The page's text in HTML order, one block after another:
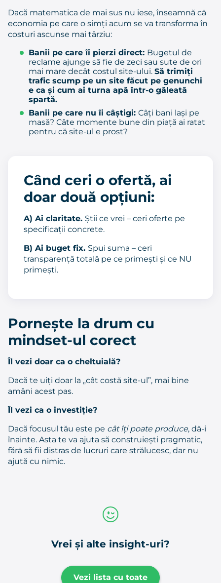
Dacă matematica de mai sus nu iese, înseamnă că
economia pe care o simți acum se va transforma în
costuri ascunse mai târziu:
Banii pe care îi pierzi direct: Bugetul de
reclame ajunge să fie de zeci sau sute de ori
mai mare decât costul site-ului. Să trimiți
trafic scump pe un site făcut pe genunchi
e ca și cum ai turna apă într-o găleată
spartă.
Banii pe care nu îi câștigi: Câți bani lași pe
masă? Câte momente bune din piață ai ratat
pentru că site-ul e prost?
Când ceri o ofertă, ai
doar două opțiuni:
A) Ai claritate. Știi ce vrei – ceri oferte pe
specificații concrete.
B) Ai buget fix. Spui suma – ceri
transparență totală pe ce primești și ce NU
primești.
Pornește la drum cu
mindset-ul corect
Îl vezi doar ca o cheltuială?
Dacă te uiți doar la „cât costă site-ul”, mai bine
amâni acest pas.
Îl vezi ca o investiție?
Dacă focusul tău este pe cât îți poate produce, dă-i
înainte. Asta te va ajuta să construiești pragmatic,
fără să fii distras de lucruri care strălucesc, dar nu
ajută cu nimic.
Vrei și alte insight-uri?
Vezi lista cu toate